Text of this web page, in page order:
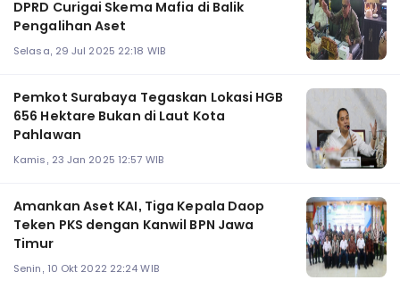
DPRD Curigai Skema Mafia di Balik
Pengalihan Aset
Selasa, 29 Jul 2025 22:18 WIB
Pemkot Surabaya Tegaskan Lokasi HGB
656 Hektare Bukan di Laut Kota
Pahlawan
Kamis, 23 Jan 2025 12:57 WIB
Amankan Aset KAI, Tiga Kepala Daop
Teken PKS dengan Kanwil BPN Jawa
Timur
Senin, 10 Okt 2022 22:24 WIB